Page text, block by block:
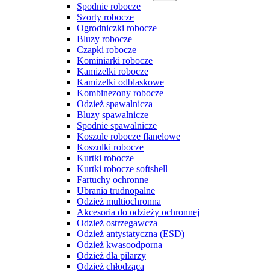
Spodnie robocze
Szorty robocze
Ogrodniczki robocze
Bluzy robocze
Czapki robocze
Kominiarki robocze
Kamizelki robocze
Kamizelki odblaskowe
Kombinezony robocze
Odzież spawalnicza
Bluzy spawalnicze
Spodnie spawalnicze
Koszule robocze flanelowe
Koszulki robocze
Kurtki robocze
Kurtki robocze softshell
Fartuchy ochronne
Ubrania trudnopalne
Odzież multiochronna
Akcesoria do odzieży ochronnej
Odzież ostrzegawcza
Odzież antystatyczna (ESD)
Odzież kwasoodporna
Odzież dla pilarzy
Odzież chłodząca